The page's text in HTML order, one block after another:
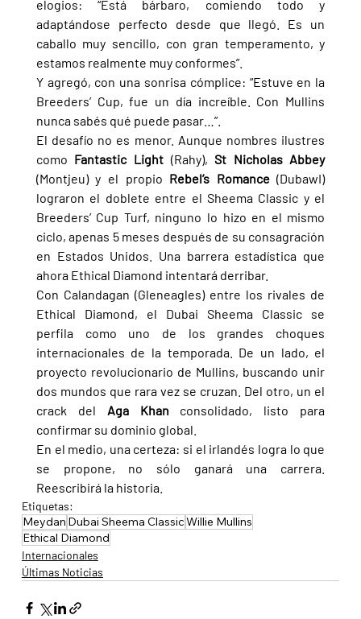
elogios: “Está bárbaro, comiendo todo y
adaptándose perfecto desde que llegó. Es un
caballo muy sencillo, con gran temperamento, y
estamos realmente muy conformes”.
Y agregó, con una sonrisa cómplice: “Estuve en la
Breeders’ Cup, fue un día increíble. Con Mullins
nunca sabés qué puede pasar…”.
El desafío no es menor. Aunque nombres ilustres
como Fantastic Light (Rahy),
St Nicholas Abbey
(Montjeu) y el propio Rebel’s Romance (DubawI)
lograron el doblete entre el Sheema Classic y el
Breeders’ Cup Turf, ninguno lo hizo en el mismo
ciclo, apenas 5 meses después de su consagración
en Estados Unidos. Una barrera estadística que
ahora Ethical Diamond intentará derribar.
Con Calandagan (Gleneagles) entre los rivales de
Ethical Diamond, el Dubai Sheema Classic se
perfila como uno de los grandes choques
internacionales de la temporada. De un lado, el
proyecto revolucionario de Mullins, buscando unir
dos mundos que rara vez se cruzan. Del otro, un el
crack del Aga Khan consolidado, listo para
confirmar su dominio global.
En el medio, una certeza: si el irlandés logra lo que
se propone, no sólo ganará una carrera.
Reescribirá la historia.
Etiquetas:
Meydan Dubai Sheema ClassicWillie Mullins
Ethical Diamond
Internacionales
Últimas Noticias